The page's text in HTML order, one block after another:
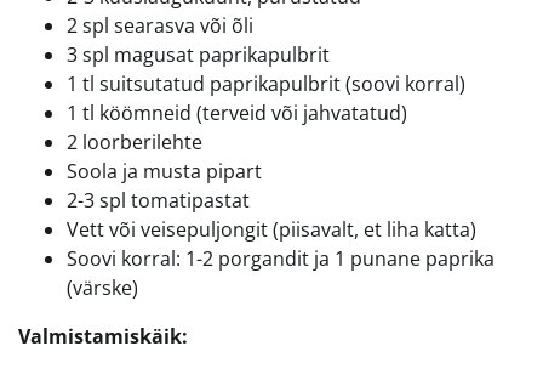
2 spl searasva või õli
3 spl magusat paprikapulbrit
1 tl suitsutatud paprikapulbrit (soovi korral)
1 tl köömneid (terveid või jahvatatud)
2 loorberilehte
Soola ja musta pipart
2-3 spl tomatipastat
Vett või veisepuljongit (piisavalt, et liha katta)
Soovi korral: 1-2 porgandit ja 1 punane paprika
(värske)
Valmistamiskäik: